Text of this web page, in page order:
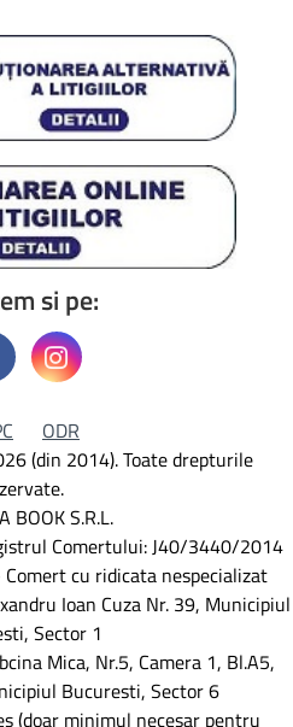
si pe:
ODR
(din 2014). Toate drepturile
BOOK S.R.L.
Comertului: J40/3440/2014
cu ridicata nespecializat
Ioan Cuza Nr. 39, Municipiul
Sector 1
Mica, Nr.5, Camera 1, Bl.A5,
Bucuresti, Sector 6
(doar minimul necesar pentru